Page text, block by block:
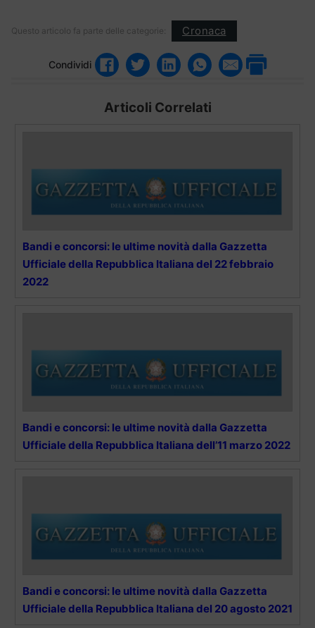
Questo articolo fa parte delle categorie: Cronaca
Condividi
Articoli Correlati
Bandi e concorsi: le ultime novità dalla Gazzetta
Ufficiale della Repubblica Italiana del 22 febbraio
2022
Bandi e concorsi: le ultime novità dalla Gazzetta
Ufficiale della Repubblica Italiana dell’11 marzo 2022
Bandi e concorsi: le ultime novità dalla Gazzetta
Ufficiale della Repubblica Italiana del 20 agosto 2021